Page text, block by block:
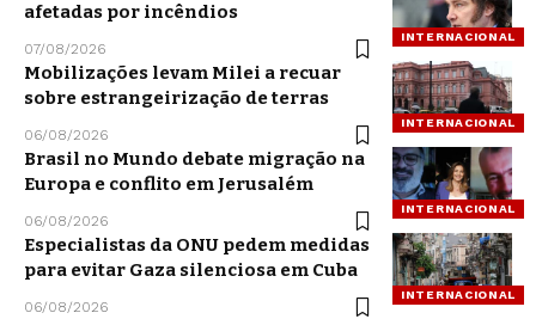
INTERNACIONAL
afetadas por incêndios
07/08/2026
INTERNACIONAL
Mobilizações levam Milei a recuar
sobre estrangeirização de terras
06/08/2026
INTERNACIONAL
Brasil no Mundo debate migração na
Europa e conflito em Jerusalém
06/08/2026
INTERNACIONAL
Especialistas da ONU pedem medidas
para evitar Gaza silenciosa em Cuba
06/08/2026